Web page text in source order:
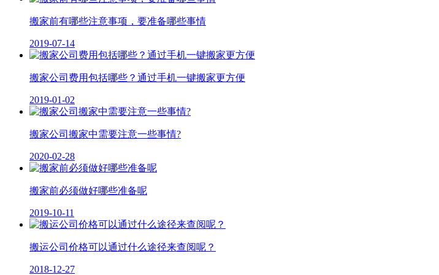
搬家前有哪些注意事项，要准备哪些事情
2019-07-14
搬家公司费用包括哪些？通过手机一键搬家更方便
2019-01-02
搬家公司搬家中需要注意一些事情?
2020-02-28
搬家前必须做好哪些准备呢
2019-10-11
搬运公司价格可以通过什么途径来查阅呢？
2018-12-27